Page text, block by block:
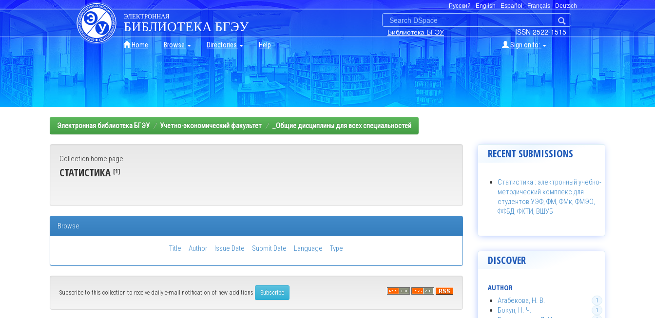
Skip
navigation
Русский English Español Français Deutsch
ISSN 2522-1515
Библиотека БГЭУ
ЭЛЕКТРОННАЯ
БИБЛИОТЕКА БГЭУ
Home Browse Directories Help Sign on to:
Электронная библиотека БГЭУ Учетно-экономический факультет _Общие дисциплины для всех специальностей
Collection home page
СТАТИСТИКА [1]
Browse
Title Author Issue Date Submit Date Language Type
Subscribe to this collection to receive daily e-mail notification of new additions
RECENT SUBMISSIONS
Статистика : электронный учебно-
методический комплекс для
студентов УЭФ, ФМ, ФМк, ФМЭО,
ФФБД, ФКТИ, ВШУБ
DISCOVER
AUTHOR
1
Агабекова, Н. В.
1
Бокун, Н. Ч.